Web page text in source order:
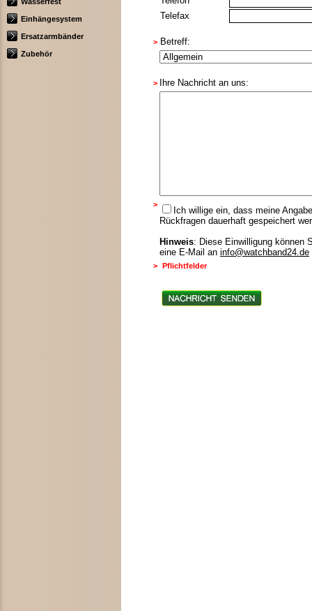
Einhängesystem
Ersatzarmbänder
Zubehör
Telefax
> Betreff:
> Ihre Nachricht an uns:
>
Ich willige ein, dass meine
Rückfragen dauerhaft gespeichert
Hinweis: Diese Einwilligung können
eine E-Mail an info@watchband24.de
> Pflichtfelder